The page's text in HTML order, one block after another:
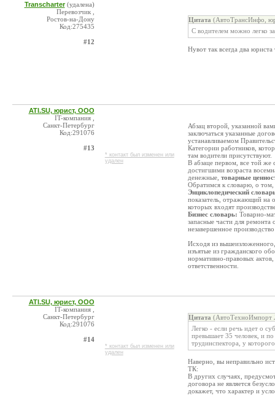
Transcharter (удалена)
Перевозчик ,
Ростов-на-Дону
Код:275435
#12
Цитата (АвтоТрансИнфо,
С водителем можно легко
Нувот так всегда два
ATI.SU, юрист, ООО
IT-компания ,
Санкт-Петербург
Код:291076
#13
* контакт был изменен или
удален
Абзац второй, указанной
заключаться указанные
устанавливаемом
Категории работников,
там водители присутствуют.
В абзаце первом, все той же
достигшими возраста
денежные, товарные
Обратимся к словарю, о том,
Энциклопедический
показатель, отражающий на
которых входят
Бизнес словарь: Товарно-
запасные части для ремонта
незавершенное
Исходя из
изъятые из гражданского
нормативно-правовых
ответственности.
ATI.SU, юрист, ООО
IT-компания ,
Санкт-Петербург
Код:291076
#14
* контакт был изменен или
удален
Цитата (АвтоТехноИмпорт
Легко - если речь идет о
превышает 35 человек, и
трудинспектора, у
Наверно, вы неправильно
ТК:
В других случаях,
договора не является
докажет, что характер и